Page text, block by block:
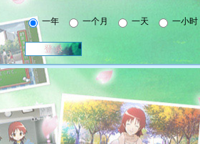
一年 一个月 一天 一小时